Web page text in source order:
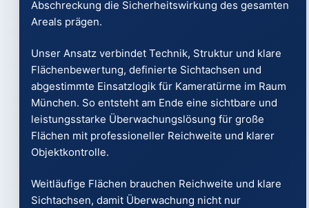
Abschreckung die Sicherheitswirkung des gesamten
Areals prägen.
Unser Ansatz verbindet Technik, Struktur und klare
Flächenbewertung, definierte Sichtachsen und
abgestimmte Einsatzlogik für Kameratürme im Raum
München. So entsteht am Ende eine sichtbare und
leistungsstarke Überwachungslösung für große
Flächen mit professioneller Reichweite und klarer
Objektkontrolle.
Weitläufige Flächen brauchen Reichweite und klare
Sichtachsen, damit Überwachung nicht nur